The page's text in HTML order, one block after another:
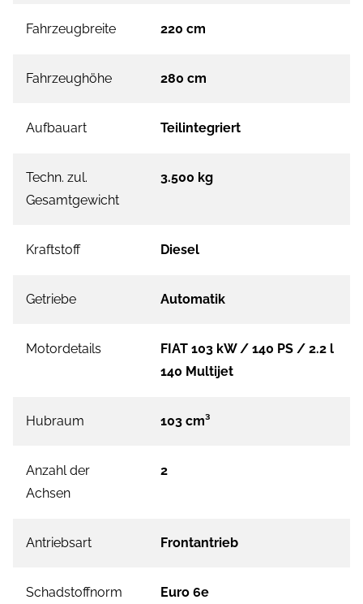
Fahrzeugbreite 220 cm
Fahrzeughöhe 280 cm
Aufbauart Teilintegriert
Techn. zul.
Gesamtgewicht
3.500 kg
Kraftstoff Diesel
Getriebe Automatik
Motordetails
FIAT 103 kW / 140 PS / 2.2 l
140 Multijet
Hubraum 103 cm³
Anzahl der
Achsen
2
Antriebsart Frontantrieb
Schadstoffnorm Euro 6e